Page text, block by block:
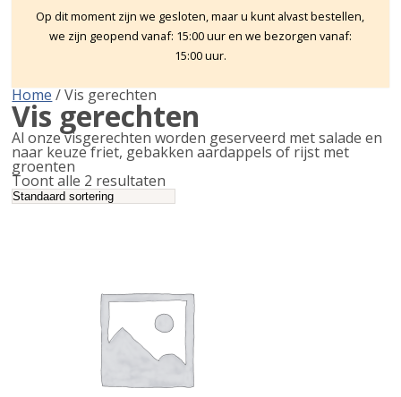
Op dit moment zijn we gesloten, maar u kunt alvast bestellen,
we zijn geopend vanaf: 15:00 uur en we bezorgen vanaf:
15:00 uur.
Home / Vis gerechten
Vis gerechten
Al onze visgerechten worden geserveerd met salade en
naar keuze friet, gebakken aardappels of rijst met
groenten
Toont alle 2 resultaten